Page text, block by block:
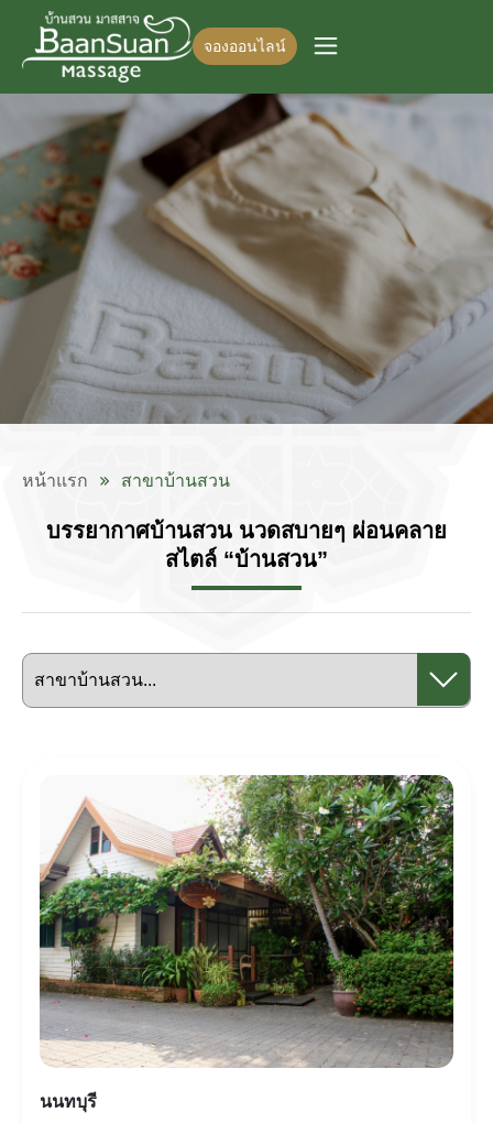
จองออนไลน์
หน้าแรก สาขาบ้านสวน
บรรยากาศบ้านสวน นวดสบายๆ ผ่อนคลาย
สไตล์ “บ้านสวน”
นนทบุรี